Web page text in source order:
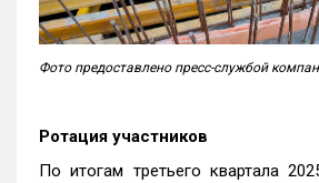
Фото предоставлено пресс-службой
Ротация участников
По итогам третьего квартала